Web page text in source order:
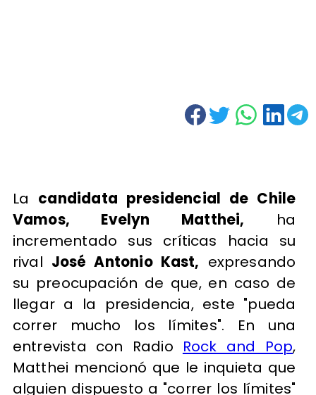
La candidata presidencial de Chile
Vamos, Evelyn Matthei, ha
incrementado sus críticas hacia su
rival José Antonio Kast, expresando
su preocupación de que, en caso de
llegar a la presidencia, este "pueda
correr mucho los límites". En una
entrevista con Radio Rock and Pop,
Matthei mencionó que le inquieta que
alguien dispuesto a "correr los límites"